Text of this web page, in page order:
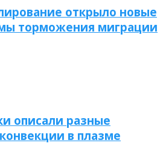
открыло новые
торможения миграции
описали разные
в плазме